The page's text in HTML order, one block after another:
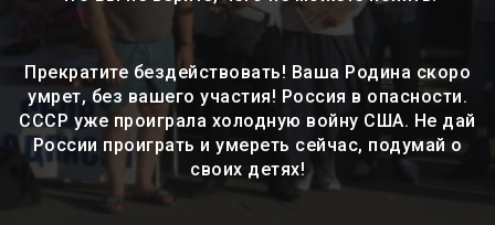
Прекратите бездействовать! Ваша Родина скоро
умрет, без вашего участия! Россия в опасности.
СССР уже проиграла холодную войну США. Не дай
России проиграть и умереть сейчас, подумай о
своих детях!